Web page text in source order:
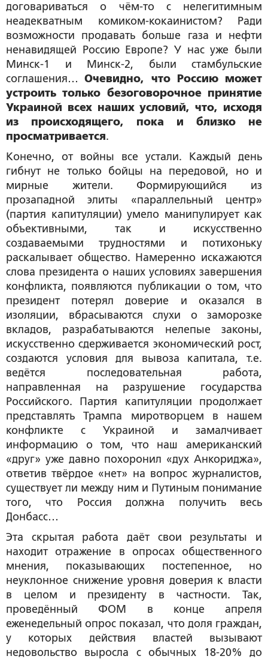
договариваться о чём-то с нелегитимным
неадекватным комиком-кокаинистом? Ради
возможности продавать больше газа и нефти
ненавидящей Россию Европе? У нас уже были
Минск-1 и Минск-2, были стамбульские
соглашения…Очевидно, что Россию может
устроить только безоговорочное принятие
Украиной всех наших условий, что, исходя
из происходящего, пока и близко не
просматривается.
Конечно, от войны все устали. Каждый день
гибнут не только бойцы на передовой, но и
мирные жители. Формирующийся из
прозападной элиты «параллельный центр»
(партия капитуляции) умело манипулирует как
объективными, так и искусственно
создаваемыми трудностями и потихоньку
раскалывает общество. Намеренно искажаются
слова президента о наших условиях завершения
конфликта, появляются публикации о том, что
президент потерял доверие и оказался в
изоляции, вбрасываются слухи о заморозке
вкладов, разрабатываются нелепые законы,
искусственно сдерживается экономический рост,
создаются условия для вывоза капитала, т.е.
ведётся последовательная работа,
направленная на разрушение государства
Российского. Партия капитуляции продолжает
представлять Трампа миротворцем в нашем
конфликте с Украиной и замалчивает
информацию о том, что наш американский
«друг» уже давно похоронил «дух Анкориджа»,
ответив твёрдое «нет» на вопрос журналистов,
существует ли между ним и Путиным понимание
того, что Россия должна получить весь
Донбасс…
Эта скрытая работа даёт свои результаты и
находит отражение в опросах общественного
мнения, показывающих постепенное, но
неуклонное снижение уровня доверия к власти
в целом и президенту в частности. Так,
проведённый ФОМ в конце апреля
еженедельный опрос показал, что доля граждан,
у которых действия властей вызывают
недовольство выросла с обычных 18-20% до